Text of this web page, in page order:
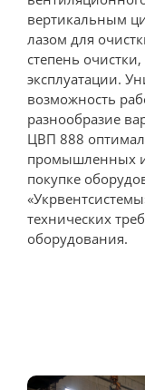
вертикальным
лазом для
степень
эксплуатации.
возможность
разнообразие
ЦВП 888
промышленных
покупке
технических
оборудования.